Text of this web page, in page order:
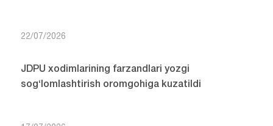
22/07/2026
JDPU xodimlarining farzandlari yozgi
sog‘lomlashtirish oromgohiga kuzatildi